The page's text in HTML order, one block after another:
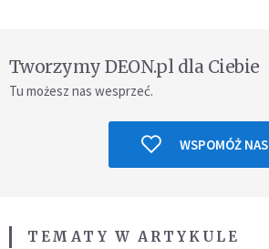
Tworzymy DEON.pl dla Ciebie
Tu możesz nas wesprzeć.
WSPOMÓŻ NAS
TEMATY W ARTYKULE